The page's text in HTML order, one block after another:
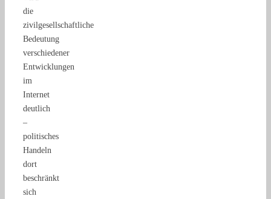
die
zivilgesellschaftliche
Bedeutung
verschiedener
Entwicklungen
im
Internet
deutlich
–
politisches
Handeln
dort
beschränkt
sich